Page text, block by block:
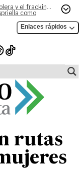
y el fracking,
como
Enlaces rápidos
rutas